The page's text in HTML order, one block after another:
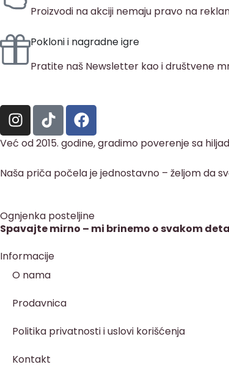
Proizvodi na akciji nemaju pravo na
Pokloni i nagradne igre
Pratite naš Newsletter kao i društvene
Već od 2015. godine, gradimo poverenje sa
Naša priča počela je jednostavno – željom da
Ognjenka posteljine
Spavajte mirno – mi brinemo o svakom
Informacije
O nama
Prodavnica
Politika privatnosti i uslovi korišćenja
Kontakt